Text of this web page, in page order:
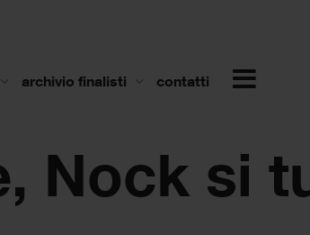
archivio finalisti contatti
Nock si